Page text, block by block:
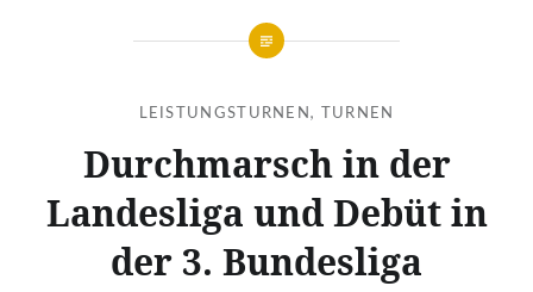
LEISTUNGSTURNEN, TURNEN
Durchmarsch in der
Landesliga und Debüt in
der 3. Bundesliga